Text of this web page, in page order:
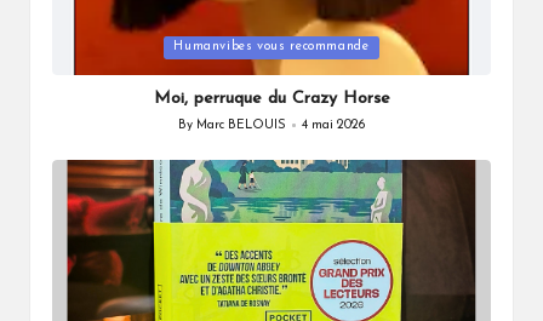
in
Humanvibes vous recommande
Moi, perruque du Crazy Horse
Posted
By Marc BELOUIS 4 mai 2026